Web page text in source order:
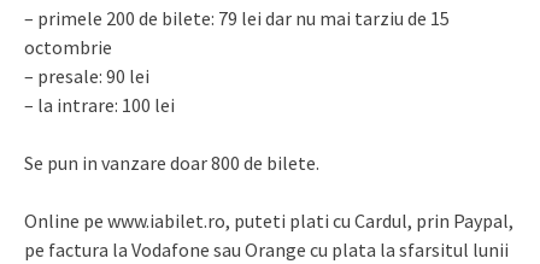
– primele 200 de bilete: 79 lei dar nu mai tarziu de 15
octombrie
– presale: 90 lei
– la intrare: 100 lei
Se pun in vanzare doar 800 de bilete.
Online pe www.iabilet.ro, puteti plati cu Cardul, prin Paypal,
pe factura la Vodafone sau Orange cu plata la sfarsitul lunii